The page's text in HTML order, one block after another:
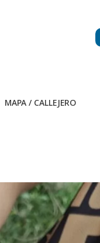
MAPA / CALLEJERO